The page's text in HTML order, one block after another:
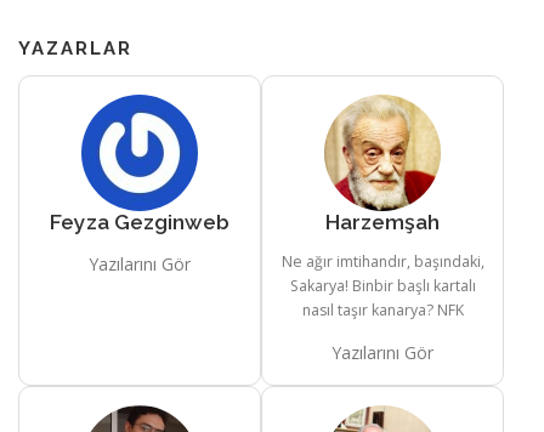
YAZARLAR
Feyza Gezginweb
Yazılarını Gör
Harzemşah
Ne ağır imtihandır, başındaki,
Sakarya! Binbir başlı kartalı
nasıl taşır kanarya? NFK
Yazılarını Gör